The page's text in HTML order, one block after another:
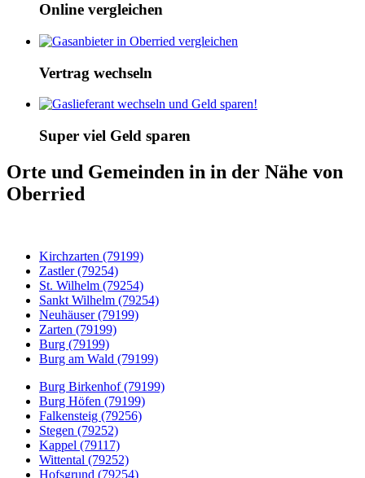
Online vergleichen
Vertrag wechseln
Super viel Geld sparen
Orte und Gemeinden in in der Nähe von
Oberried
Kirchzarten (79199)
Zastler (79254)
St. Wilhelm (79254)
Sankt Wilhelm (79254)
Neuhäuser (79199)
Zarten (79199)
Burg (79199)
Burg am Wald (79199)
Burg Birkenhof (79199)
Burg Höfen (79199)
Falkensteig (79256)
Stegen (79252)
Kappel (79117)
Wittental (79252)
Hofsgrund (79254)